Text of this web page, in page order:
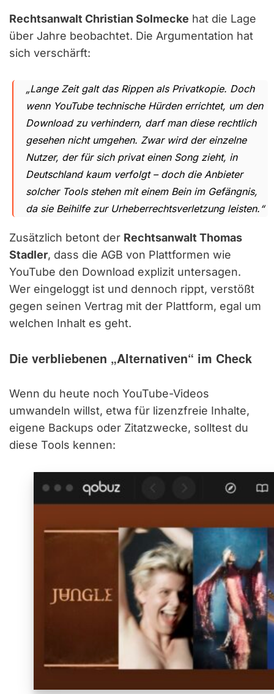
Rechtsanwalt Christian Solmecke hat die Lage
über Jahre beobachtet. Die Argumentation hat
sich verschärft:
„Lange Zeit galt das Rippen als Privatkopie. Doch
wenn YouTube technische Hürden errichtet, um den
Download zu verhindern, darf man diese rechtlich
gesehen nicht umgehen. Zwar wird der einzelne
Nutzer, der für sich privat einen Song zieht, in
Deutschland kaum verfolgt – doch die Anbieter
solcher Tools stehen mit einem Bein im Gefängnis,
da sie Beihilfe zur Urheberrechtsverletzung leisten.“
Zusätzlich betont der Rechtsanwalt Thomas
Stadler, dass die AGB von Plattformen wie
YouTube den Download explizit untersagen.
Wer eingeloggt ist und dennoch rippt, verstößt
gegen seinen Vertrag mit der Plattform, egal um
welchen Inhalt es geht.
Die verbliebenen „Alternativen“ im Check
Wenn du heute noch YouTube-Videos
umwandeln willst, etwa für lizenzfreie Inhalte,
eigene Backups oder Zitatzwecke, solltest du
diese Tools kennen: